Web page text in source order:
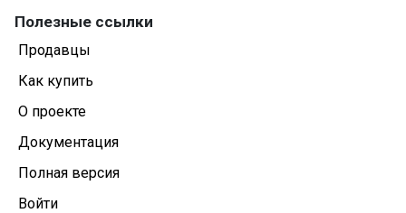
Полезные ссылки
Продавцы
Как купить
О проекте
Документация
Полная версия
Войти